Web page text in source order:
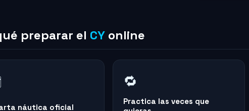
preparar el CY online
náutica oficial
🔁
Practica las veces que